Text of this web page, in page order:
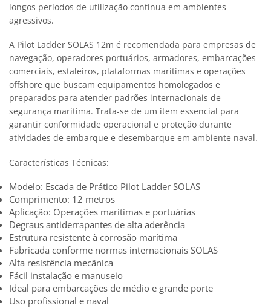
longos períodos de utilização contínua em ambientes
agressivos.
A Pilot Ladder SOLAS 12m é recomendada para empresas de
navegação, operadores portuários, armadores, embarcações
comerciais, estaleiros, plataformas marítimas e operações
offshore que buscam equipamentos homologados e
preparados para atender padrões internacionais de
segurança marítima. Trata-se de um item essencial para
garantir conformidade operacional e proteção durante
atividades de embarque e desembarque em ambiente naval.
Características Técnicas:
Modelo: Escada de Prático Pilot Ladder SOLAS
Comprimento: 12 metros
Aplicação: Operações marítimas e portuárias
Degraus antiderrapantes de alta aderência
Estrutura resistente à corrosão marítima
Fabricada conforme normas internacionais SOLAS
Alta resistência mecânica
Fácil instalação e manuseio
Ideal para embarcações de médio e grande porte
Uso profissional e naval